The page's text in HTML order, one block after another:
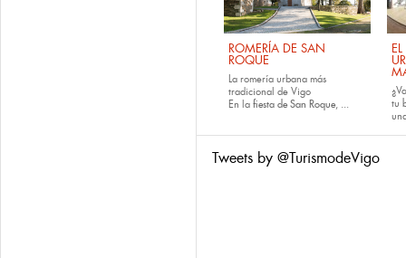
ROMERÍA DE SAN
ROQUE
La romería urbana más
tradicional de Vigo
En la fiesta de San Roque, ...
tu
Tweets by @TurismodeVigo